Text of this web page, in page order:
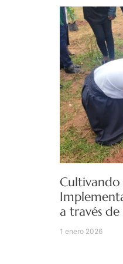
Cultivando
a través
1 enero 2026